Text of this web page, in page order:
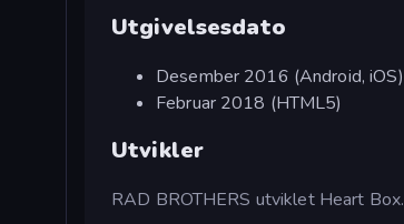
Utgivelsesdato
Desember 2016 (Android, iOS)
Februar 2018 (HTML5)
Utvikler
RAD BROTHERS utviklet Heart Box.